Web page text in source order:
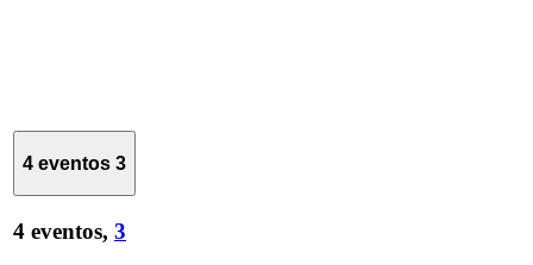
4 eventos 3
4 eventos, 3